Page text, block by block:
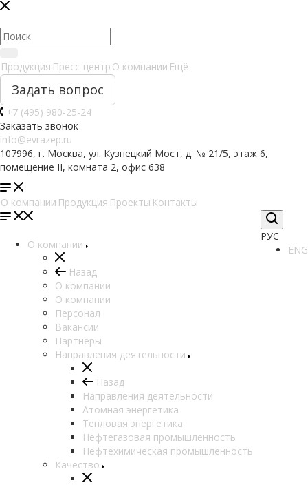
Продукция Пресс-центр О компании Ещё
Задать вопрос
+7 (495) 980-25-24
Заказать звонок
info@evrazep.ru
107996, г. Москва, ул. Кузнецкий Мост, д. № 21/5, этаж 6,
помещение II, комната 2, офис 638
О компании Продукция Проекты Контакты
РУС
ENG
О компании
Назад
О компании
О компании
Персонал
Вакансии
Партнеры
Направления деятельности
Назад
Направления деятельности
Атомная энергетика
Тепловая энергетика
Нефтегазовая промышленность
Нефтехимическая промышленность
Качество